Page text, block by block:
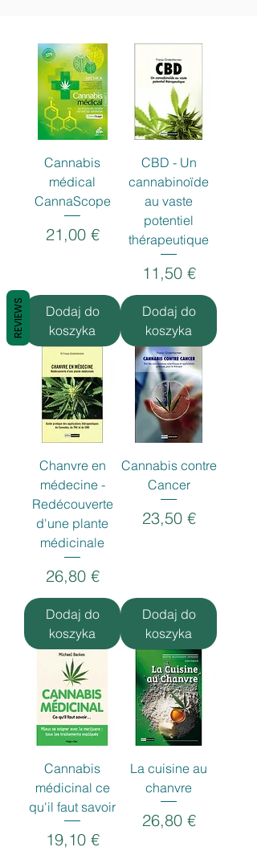
Cannabis
médical
CannaScope
Cena
21,00 €
Dodaj do
koszyka
CBD - Un
cannabinoïde
au vaste
potentiel
thérapeutique
Cena
11,50 €
Dodaj do
koszyka
Chanvre en
médecine -
Redécouverte
d'une plante
médicinale
Cena
26,80 €
Dodaj do
koszyka
Cannabis contre
Cancer
Cena
23,50 €
Dodaj do
koszyka
Cannabis
médicinal ce
qu'il faut savoir
Cena
19,10 €
La cuisine au
chanvre
Cena
26,80 €
REVIEWS